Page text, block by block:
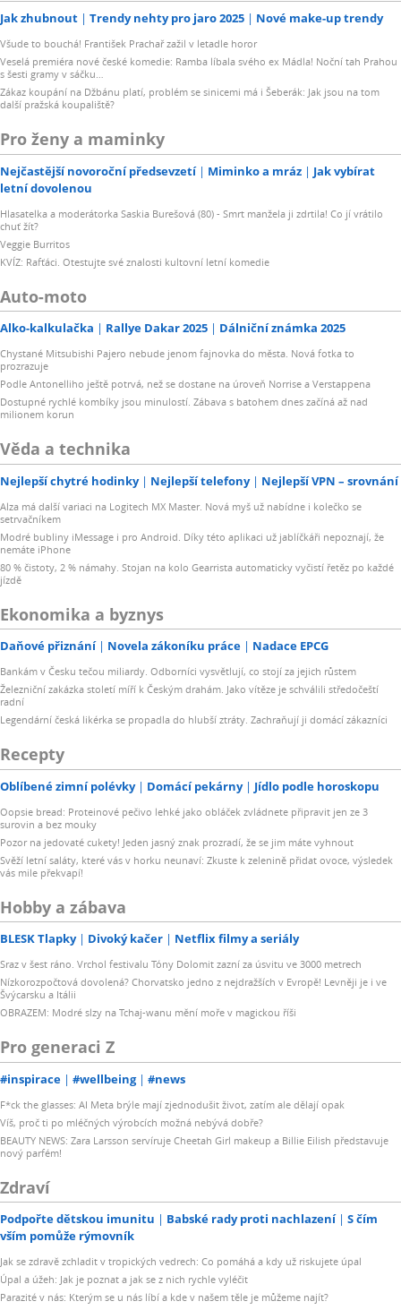
Jak zhubnout Trendy nehty pro jaro 2025 Nové make-up trendy
Všude to bouchá! František Prachař zažil v letadle horor
Veselá premiéra nové české komedie: Ramba líbala svého ex Mádla! Noční tah Prahou
s šesti gramy v sáčku…
Zákaz koupání na Džbánu platí, problém se sinicemi má i Šeberák: Jak jsou na tom
další pražská koupaliště?
Pro ženy a maminky
Nejčastější novoroční předsevzetí Miminko a mráz
Jak vybírat
letní dovolenou
Hlasatelka a moderátorka Saskia Burešová (80) - Smrt manžela ji zdrtila! Co jí vrátilo
chuť žít?
Veggie Burritos
KVÍZ: Rafťáci. Otestujte své znalosti kultovní letní komedie
Auto-moto
Alko-kalkulačka Rallye Dakar 2025 Dálniční známka 2025
Chystané Mitsubishi Pajero nebude jenom fajnovka do města. Nová fotka to
prozrazuje
Podle Antonelliho ještě potrvá, než se dostane na úroveň Norrise a Verstappena
Dostupné rychlé kombíky jsou minulostí. Zábava s batohem dnes začíná až nad
milionem korun
Věda a technika
Nejlepší chytré hodinky Nejlepší telefony Nejlepší VPN – srovnání
Alza má další variaci na Logitech MX Master. Nová myš už nabídne i kolečko se
setrvačníkem
Modré bubliny iMessage i pro Android. Díky této aplikaci už jablíčkáři nepoznají, že
nemáte iPhone
80 % čistoty, 2 % námahy. Stojan na kolo Gearrista automaticky vyčistí řetěz po každé
jízdě
Ekonomika a byznys
Daňové přiznání Novela zákoníku práce Nadace EPCG
Bankám v Česku tečou miliardy. Odborníci vysvětlují, co stojí za jejich růstem
Železniční zakázka století míří k Českým drahám. Jako vítěze je schválili středočeští
radní
Legendární česká likérka se propadla do hlubší ztráty. Zachraňují ji domácí zákazníci
Recepty
Oblíbené zimní polévky Domácí pekárny Jídlo podle horoskopu
Oopsie bread: Proteinové pečivo lehké jako obláček zvládnete připravit jen ze 3
surovin a bez mouky
Pozor na jedovaté cukety! Jeden jasný znak prozradí, že se jim máte vyhnout
Svěží letní saláty, které vás v horku neunaví: Zkuste k zelenině přidat ovoce, výsledek
vás mile překvapí!
Hobby a zábava
BLESK Tlapky Divoký kačer Netflix filmy a seriály
Sraz v šest ráno. Vrchol festivalu Tóny Dolomit zazní za úsvitu ve 3000 metrech
Nízkorozpočtová dovolená? Chorvatsko jedno z nejdražších v Evropě! Levněji je i ve
Švýcarsku a Itálii
OBRAZEM: Modré slzy na Tchaj-wanu mění moře v magickou říši
Pro generaci Z
#inspirace #wellbeing #news
F*ck the glasses: AI Meta brýle mají zjednodušit život, zatím ale dělají opak
Víš, proč ti po mléčných výrobcích možná nebývá dobře?
BEAUTY NEWS: Zara Larsson servíruje Cheetah Girl makeup a Billie Eilish představuje
nový parfém!
Zdraví
Podpořte dětskou imunitu Babské rady proti nachlazení
S čím
vším pomůže rýmovník
Jak se zdravě zchladit v tropických vedrech: Co pomáhá a kdy už riskujete úpal
Úpal a úžeh: Jak je poznat a jak se z nich rychle vyléčit
Parazité v nás: Kterým se u nás líbí a kde v našem těle je můžeme najít?